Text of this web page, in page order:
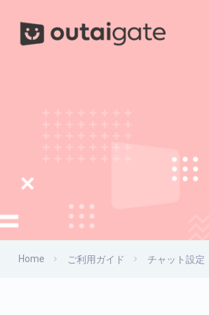
Home ご利用ガイド チャット設定